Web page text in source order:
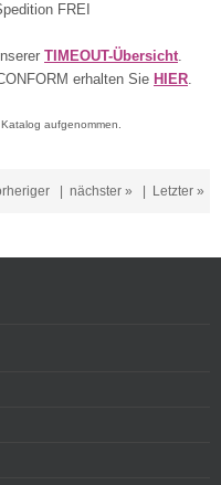
FREI
TIMEOUT-Übersicht.
erhalten Sie HIER.
aufgenommen.
nächster » Letzter »